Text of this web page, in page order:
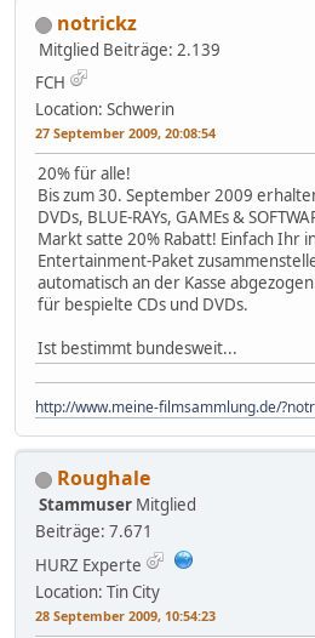
notrickz
Mitglied Beiträge: 2.139
FCH
Location: Schwerin
27 September 2009, 20:08:54
20% für alle!
Bis zum 30. September 2009
DVDs, BLUE-RAYs, GAMEs &
Markt satte 20% Rabatt! Einfach Ihr
Entertainment-Paket
automatisch an der Kasse
für bespielte CDs und DVDs.
Ist bestimmt bundesweit...
http://www.meine-filmsammlung.de/
Roughale
Stammuser Mitglied
Beiträge: 7.671
HURZ Experte
Location: Tin City
28 September 2009, 10:54:23